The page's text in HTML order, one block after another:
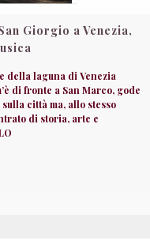
Giorgio a Venezia,
della laguna di Venezia
di fronte a San Marco, gode
città ma, allo stesso
di storia, arte e